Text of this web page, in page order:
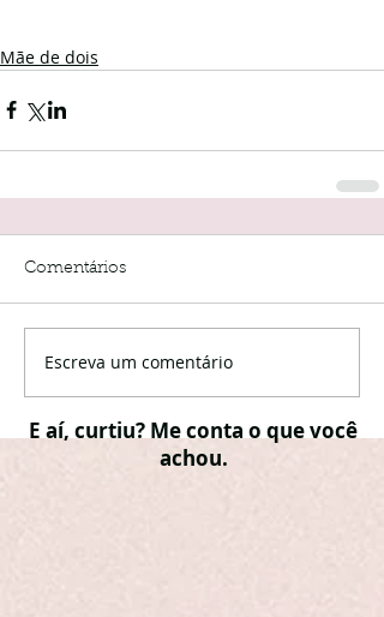
Mãe de dois
Comentários
Escreva um comentário
E aí, curtiu? Me conta o que você
achou.